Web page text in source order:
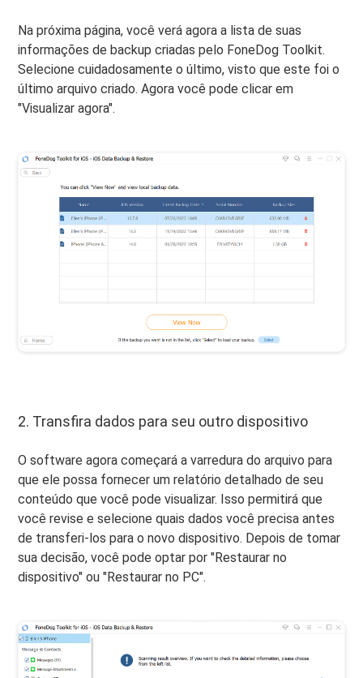
Na próxima página, você verá agora a lista de suas
informações de backup criadas pelo FoneDog Toolkit.
Selecione cuidadosamente o último, visto que este foi o
último arquivo criado. Agora você pode clicar em
"Visualizar agora".
2. Transfira dados para seu outro dispositivo
O software agora começará a varredura do arquivo para
que ele possa fornecer um relatório detalhado de seu
conteúdo que você pode visualizar. Isso permitirá que
você revise e selecione quais dados você precisa antes
de transferi-los para o novo dispositivo. Depois de tomar
sua decisão, você pode optar por "Restaurar no
dispositivo" ou "Restaurar no PC".